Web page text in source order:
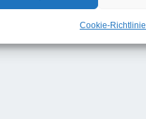
Cookie-Richtlinie